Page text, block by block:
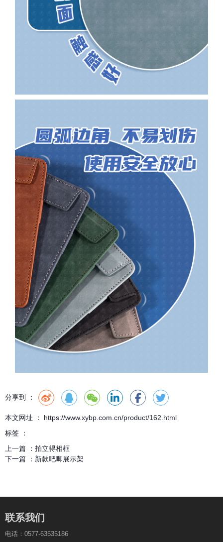
分享到 ：
本文网址 ： https://www.xybp.com.cn/product/162.html
标签 ：
上一篇 ： 拍立得相框
下一篇 ： 新款吧唧展示架
联系我们
电话：0577-63535186